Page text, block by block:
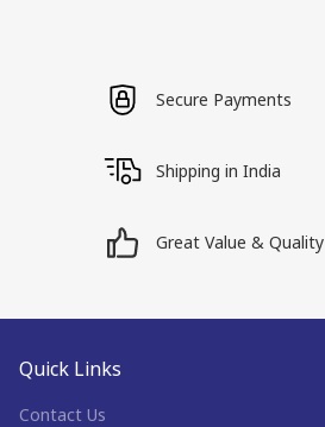
Secure Payments
Shipping in India
Great Value & Quality
Quick Links
Contact Us